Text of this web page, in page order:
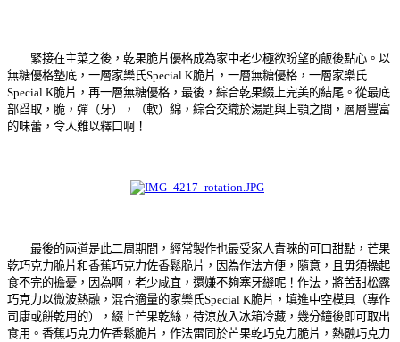
緊接在主菜之後，乾果脆片優格成為家中老少極欲盼望的飯後點心。以
無糖優格墊底，一層家樂氏Special K脆片，一層無糖優格，一層家樂氏
Special K脆片，再一層無糖優格，最後，綜合乾果綴上完美的結尾。從最底
部舀取，脆，彈（牙），（軟）綿，綜合交織於湯匙與上顎之間，層層豐富
的味蕾，令人難以釋口啊！
最後的兩道是此二周期間，經常製作也最受家人青睞的可口甜點， 芒果
乾巧克力脆片和香蕉巧克力佐香鬆脆片，因為作法方便，隨意，且毋須操起
食不完的擔憂，因為啊，老少咸宜，還嫌不夠塞牙縫呢！作法，將苦甜松露
巧克力以微波熱融，混合適量的家樂氏Special K脆片，填進中空模具（專作
司康或餅乾用的），綴上芒果乾絲，待涼放入冰箱冷藏，幾分鐘後即可取出
食用。香蕉巧克力佐香鬆脆片，作法雷同於芒果乾巧克力脆片，熱融巧克力